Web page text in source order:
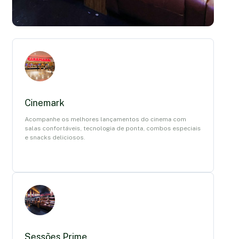
Cinemark
Acompanhe os melhores lançamentos do cinema com
salas confortáveis, tecnologia de ponta, combos especiais
e snacks deliciosos.
Sessões Prime